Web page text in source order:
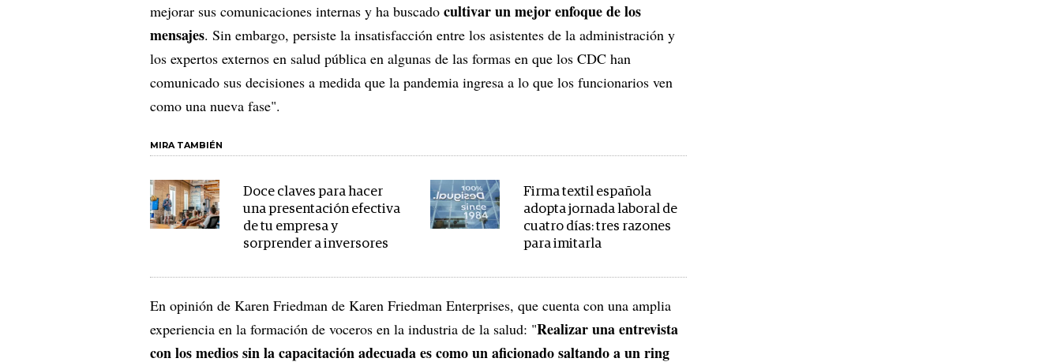
mejorar sus comunicaciones internas y ha buscado cultivar un mejor enfoque de los
mensajes. Sin embargo, persiste la insatisfacción entre los asistentes de la administración y
los expertos externos en salud pública en algunas de las formas en que los CDC han
comunicado sus decisiones a medida que la pandemia ingresa a lo que los funcionarios ven
como una nueva fase".
MIRA TAMBIÉN
Doce claves para hacer
una presentación efectiva
de tu empresa y
sorprender a inversores
Firma textil española
adopta jornada laboral de
cuatro días: tres razones
para imitarla
En opinión de Karen Friedman de Karen Friedman Enterprises, que cuenta con una amplia
experiencia en la formación de voceros en la industria de la salud: "Realizar una entrevista
con los medios sin la capacitación adecuada es como un aficionado saltando a un ring